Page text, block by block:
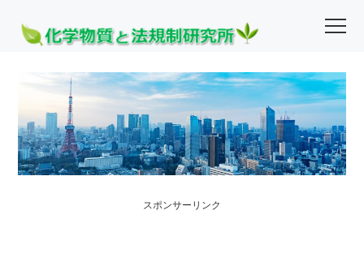
スポンサーリンク